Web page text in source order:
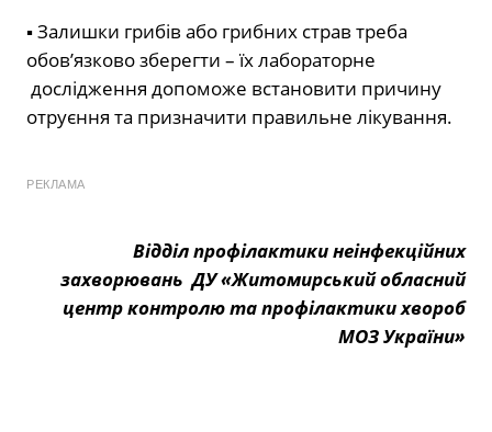
▪ Залишки грибів або грибних страв треба
обов’язково зберегти – їх лабораторне
дослідження допоможе встановити причину
отруєння та призначити правильне лікування.
РЕКЛАМА
Відділпрофілактики неінфекційних
захворювань ДУ «Житомирський обласний
центр контролю та профілактики хвороб
МОЗ України»